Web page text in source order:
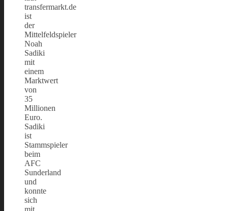
transfermarkt.de
ist
der
Mittelfeldspieler
Noah
Sadiki
mit
einem
Marktwert
von
35
Millionen
Euro.
Sadiki
ist
Stammspieler
beim
AFC
Sunderland
und
konnte
sich
mit